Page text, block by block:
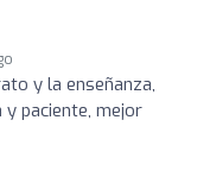
y la enseñanza,
paciente, mejor